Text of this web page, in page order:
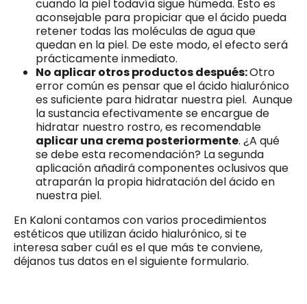
cuando la piel todavía sigue húmeda. Esto es
aconsejable para propiciar que el ácido pueda
retener todas las moléculas de agua que
quedan en la piel. De este modo, el efecto será
prácticamente inmediato.
No aplicar otros productos después:Otro
error común es pensar que el ácido hialurónico
es suficiente para hidratar nuestra piel. Aunque
la sustancia efectivamente se encargue de
hidratar nuestro rostro, es recomendable
aplicar una crema posteriormente. ¿A qué
se debe esta recomendación? La segunda
aplicación añadirá componentes oclusivos que
atraparán la propia hidratación del ácido en
nuestra piel.
En Kaloni contamos con varios procedimientos
estéticos que utilizan ácido hialurónico, si te
interesa saber cuál es el que más te conviene,
déjanos tus datos en el siguiente formulario.